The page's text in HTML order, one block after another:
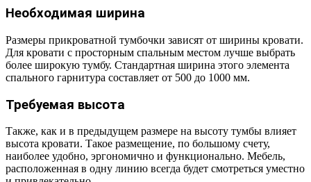
Необходимая ширина
Размеры прикроватной тумбочки зависят от ширины кровати.
Для кровати с просторным спальным местом лучше выбрать
более широкую тумбу. Стандартная ширина этого элемента
спального гарнитура составляет от 500 до 1000 мм.
Требуемая высота
Также, как и в предыдущем размере на высоту тумбы влияет
высота кровати. Такое размещение, по большому счету,
наиболее удобно, эргономично и функционально. Мебель,
расположенная в одну линию всегда будет смотреться уместно